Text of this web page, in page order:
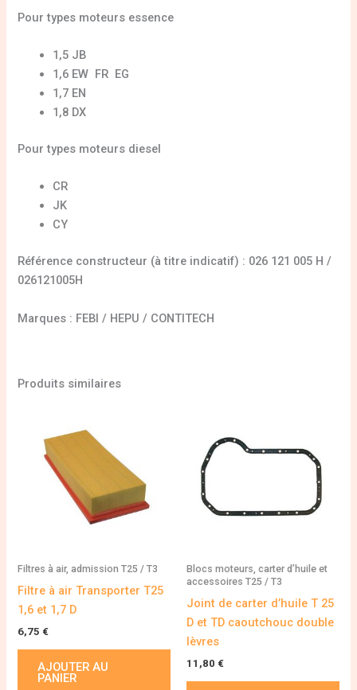
Pour types moteurs essence
1,5 JB
1,6 EW FR EG
1,7 EN
1,8 DX
Pour types moteurs diesel
CR
JK
CY
Référence constructeur (à titre indicatif) : 026 121 005 H /
026121005H
Marques : FEBI / HEPU / CONTITECH
Produits similaires
Filtres à air, admission T25 / T3
Filtre à air Transporter T25
1,6 et 1,7 D
6,75 €
AJOUTER AU
PANIER
Blocs moteurs, carter d’huile et
accessoires T25 / T3
Joint de carter d’huile T 25
D et TD caoutchouc double
lèvres
11,80 €